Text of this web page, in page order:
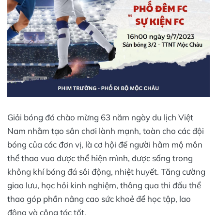
Giải bóng đá chào mừng 63 năm ngày du lịch Việt
Nam nhằm tạo sân chơi lành mạnh, toàn cho các đội
bóng của các đơn vị, là cơ hội để người hâm mộ môn
thể thao vua được thể hiện mình, được sống trong
không khí bóng đá sôi động, nhiệt huyết. Tăng cường
giao lưu, học hỏi kinh nghiệm, thông qua thi đấu thể
thao góp phần nâng cao sức khoẻ để học tập, lao
động và công tác tốt.